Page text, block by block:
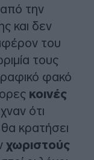
την
και δεν
του
τους
φακό
κοινές
ότι
κρατήσει
χωριστούς